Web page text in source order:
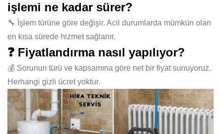
işlemi ne kadar sürer?
🔧 İşlem türüne göre değişir. Acil durumlarda mümkün olan
en kısa sürede hizmet sağlanır.
❓ Fiyatlandırma nasıl yapılıyor?
💰 Sorunun türü ve kapsamına göre net bir fiyat sunuyoruz.
Herhangi gizli ücret yoktur.